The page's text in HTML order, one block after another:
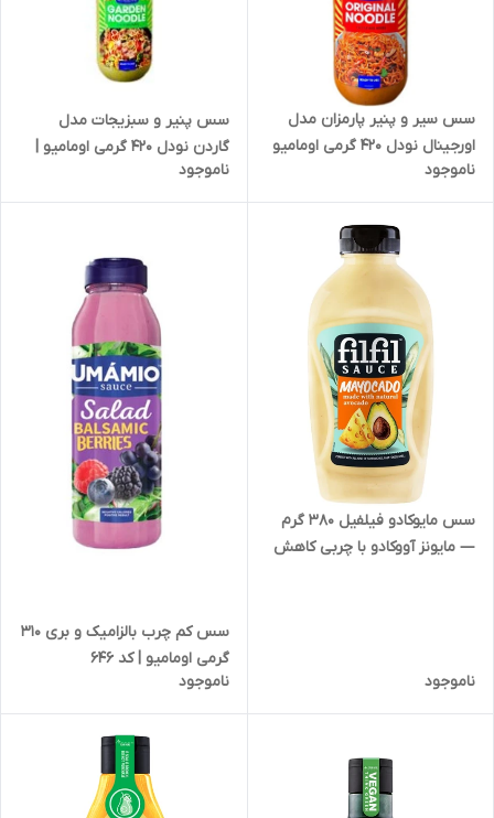
سس سیر و پنیر پارمزان مدل
اورجینال نودل 420 گرمی اومامیو
| کد 645
ناموجود
سس پنیر و سبزیجات مدل
گاردن نودل 420 گرمی اومامیو |
کد 644
ناموجود
سس مایوکادو فیلفیل 380 گرم
— مایونز آووکادو با چربی کاهش
ناموجود
سس کم چرب بالزامیک و بری 310
گرمی اومامیو | کد 646
ناموجود